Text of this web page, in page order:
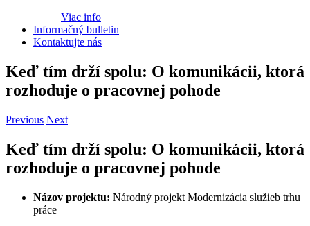
Viac info
Informačný bulletin
Kontaktujte nás
Keď tím drží spolu: O komunikácii, ktorá
rozhoduje o pracovnej pohode
Previous Next
Keď tím drží spolu: O komunikácii, ktorá
rozhoduje o pracovnej pohode
Názov projektu: Národný projekt Modernizácia služieb trhu
práce